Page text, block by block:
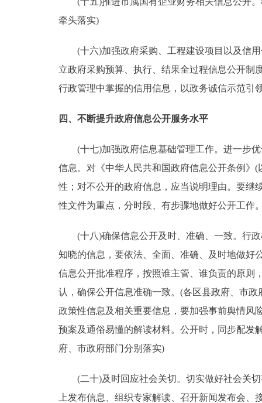
牵头落实)
(十六)加强政府采购、工程建设项目以及信用
立政府采购预算、执行、结果全过程信息公开制
行政管理中掌握的信用信息，以政务诚信示范引
四、不断提升政府信息公开服务水平
(十七)加强政府信息基础管理工作。进一步优
信息。对《中华人民共和国政府信息公开条例》
性；对不公开的政府信息，应当说明理由。要继
性文件为重点，分时段、有步骤地做好公开工作
(十八)确保信息公开及时、准确、一致。行政
知晓的信息，要依法、全面、准确、及时地做好
信息公开批准程序，按照谁主管、谁负责的原则
认，确保公开信息准确一致。(各区县政府、市
政策性信息及相关重要信息，要加强事前舆情风
预案及通俗易懂的解读材料。公开时，同步配发
府、市政府部门分别落实)
(二十)及时回应社会关切。切实做好社会关切
上发布信息、组织专家解读、召开新闻发布会